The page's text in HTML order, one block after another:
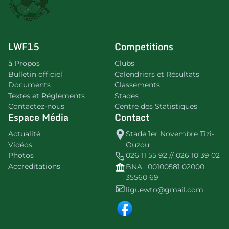
LWF15
à Propos
Bulletin officiel
Documents
Textes et Réglements
Contactez-nous
Competitions
Clubs
Calendriers et Résultats
Classements
Stades
Centre des Statistiques
Espace Média
Actualité
Vidéos
Photos
Accreditations
Contact
Stade 1er Novembre Tizi-
Ouzou
026 11 55 92 // 026 10 39 02
BNA : 00100581 02000
35560 69
liguewto@gmail.com